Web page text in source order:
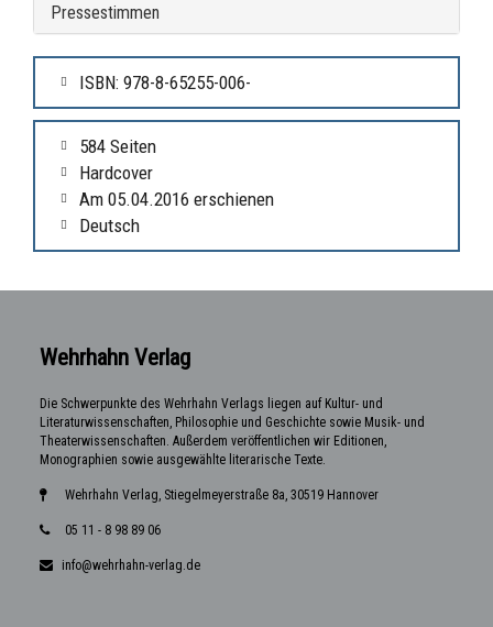
Pressestimmen
ISBN: 978-8-65255-006-
584 Seiten
Hardcover
Am 05.04.2016 erschienen
Deutsch
Wehrhahn Verlag
Die Schwerpunkte des Wehrhahn Verlags liegen auf Kultur- und
Literaturwissenschaften, Philosophie und Geschichte sowie Musik- und
Theaterwissenschaften. Außerdem veröffentlichen wir Editionen,
Monographien sowie ausgewählte literarische Texte.
Wehrhahn Verlag, Stiegelmeyerstraße 8a, 30519 Hannover
05 11 - 8 98 89 06
info@wehrhahn-verlag.de